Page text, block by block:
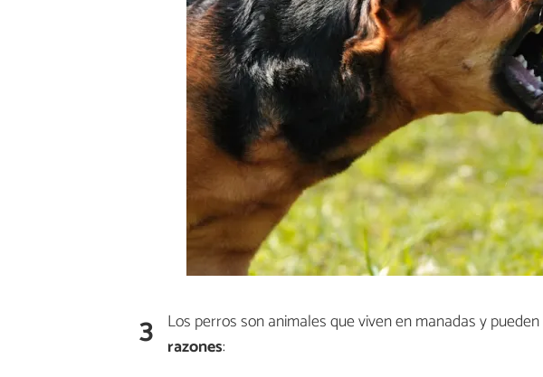
3 Los perros son animales que viven en manadas y pueden
razones: